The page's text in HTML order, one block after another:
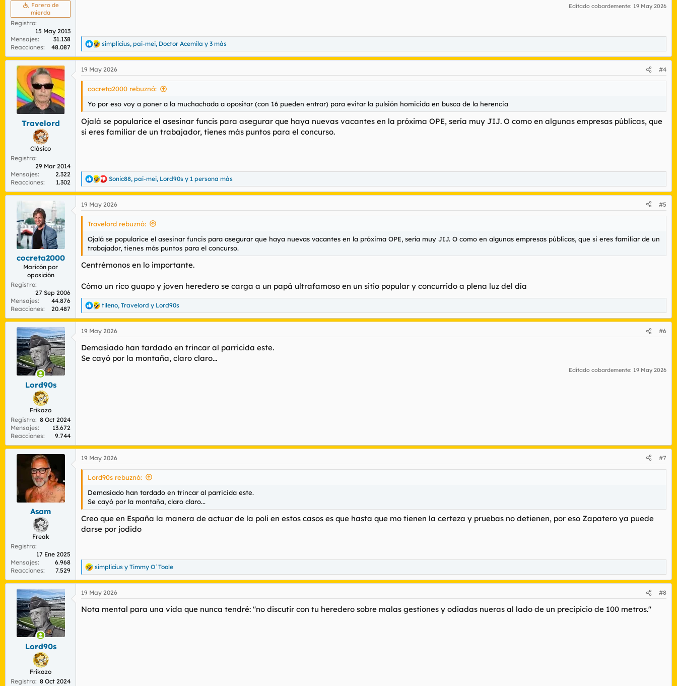
Forero de
mierda
Registro
15 May 2013
Mensajes
31.138
Reacciones
48.087
Editado cobardemente: 19 May 2026
R
e
c
c
n
e
s
:
simplicius, pai-mei, Doctor Acemila y 3 más
Travelord
Clásico
Registro
29 Mar 2014
Mensajes
2.322
Reacciones
1.302
19 May 2026 #4
cocreta2000 rebuznó:
Yo por eso voy a poner a la muchachada a opositar (con 16 pueden entrar) para evitar la pulsión homicida en busca de la herencia
Ojalá se popularice el asesinar funcis para asegurar que haya nuevas vacantes en la próxima OPE, sería muy JIJ. O como en algunas empresas públicas, que
si eres familiar de un trabajador, tienes más puntos para el concurso.
R
e
a
c
c
n
e
s
:
Sonic88, pai-mei, Lord90s y 1 persona más
cocreta2000
Maricón por
oposición
Registro
27 Sep 2006
Mensajes
44.876
Reacciones
20.487
19 May 2026 #5
Travelord rebuznó:
Ojalá se popularice el asesinar funcis para asegurar que haya nuevas vacantes en la próxima OPE, sería muy JIJ. O como en algunas empresas públicas, que si eres familiar de un
trabajador, tienes más puntos para el concurso.
Centrémonos en lo importante.
Cómo un rico guapo y joven heredero se carga a un papá ultrafamoso en un sitio popular y concurrido a plena luz del día
R
e
c
i
o
tileno, Travelord y Lord90s
Lord90s
Frikazo
Registro 8 Oct 2024
Mensajes
13.672
Reacciones
9.744
19 May 2026 #6
Demasiado han tardado en trincar al parricida este.
Se cayó por la montaña, claro claro...
Editado cobardemente: 19 May 2026
Asam
Freak
Registro
17 Ene 2025
Mensajes
6.968
Reacciones
7.529
19 May 2026 #7
Lord90s rebuznó:
Demasiado han tardado en trincar al parricida este.
Se cayó por la montaña, claro claro...
Creo que en España la manera de actuar de la poli en estos casos es que hasta que mo tienen la certeza y pruebas no detienen, por eso Zapatero ya puede
darse por jodido
R
e
c
i
simplicius y Timmy O´Toole
Lord90s
Frikazo
Registro 8 Oct 2024
19 May 2026 #8
Nota mental para una vida que nunca tendré: "no discutir con tu heredero sobre malas gestiones y odiadas nueras al lado de un precipicio de 100 metros."